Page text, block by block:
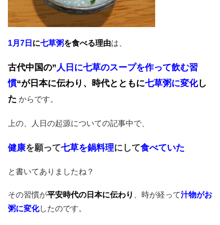
1月7日 に七草粥を食べる理由は、
古代中国の”人日に七草のスープを作って飲む習
慣“が日本に伝わり、 時代とともに七草粥に変化し
た からです。
上の、人日の起源についての記事中で、
健康を願って七草を鍋料理にして食べていた
と書いてありましたね？
その習慣が平安時代の日本に伝わり 、時が経って汁物がお
粥に変化したのです。